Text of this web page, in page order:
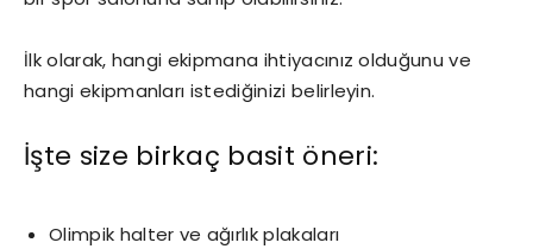
İlk olarak, hangi ekipmana ihtiyacınız olduğunu ve
hangi ekipmanları istediğinizi belirleyin.
İşte size birkaç basit öneri:
Olimpik halter ve ağırlık plakaları